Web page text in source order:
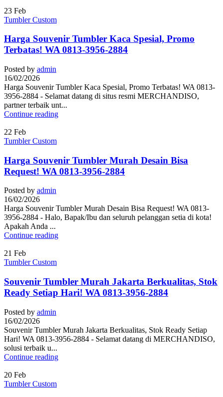
23 Feb
Tumbler Custom
Harga Souvenir Tumbler Kaca Spesial, Promo
Terbatas! WA 0813-3956-2884
Posted by admin
16/02/2026
Harga Souvenir Tumbler Kaca Spesial, Promo Terbatas! WA 0813-
3956-2884 - Selamat datang di situs resmi MERCHANDISO,
partner terbaik unt...
Continue reading
22 Feb
Tumbler Custom
Harga Souvenir Tumbler Murah Desain Bisa
Request! WA 0813-3956-2884
Posted by admin
16/02/2026
Harga Souvenir Tumbler Murah Desain Bisa Request! WA 0813-
3956-2884 - Halo, Bapak/Ibu dan seluruh pelanggan setia di kota!
Apakah Anda ...
Continue reading
21 Feb
Tumbler Custom
Souvenir Tumbler Murah Jakarta Berkualitas, Stok
Ready Setiap Hari! WA 0813-3956-2884
Posted by admin
16/02/2026
Souvenir Tumbler Murah Jakarta Berkualitas, Stok Ready Setiap
Hari! WA 0813-3956-2884 - Selamat datang di MERCHANDISO,
solusi terbaik u...
Continue reading
20 Feb
Tumbler Custom